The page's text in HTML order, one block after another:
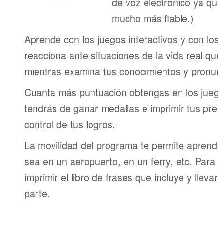
mucho más fiable.)
Aprende con los juegos interactivos y con
reacciona ante situaciones de la vida real
mientras examina tus conocimientos y
Cuanta más puntuación obtengas en los
tendrás de ganar medallas e imprimir tus
control de tus logros.
La movilidad del programa te permite
sea en un aeropuerto, en un ferry, etc.
imprimir el libro de frases que incluye y
parte.